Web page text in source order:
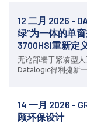
12 二月 2026 -
绿”为一体的单
3700HSI重新定
无论部署于紧凑型人
Datalogic得利捷新一
14 一月 2026 -
顾环保设计